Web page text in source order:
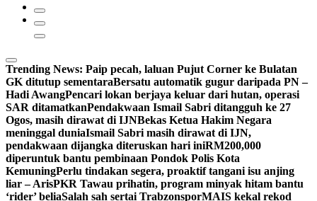
Trending News: Paip pecah, laluan Pujut Corner ke Bulatan
GK ditutup sementaraBersatu automatik gugur daripada PN –
Hadi AwangPencari lokan berjaya keluar dari hutan, operasi
SAR ditamatkanPendakwaan Ismail Sabri ditangguh ke 27
Ogos, masih dirawat di IJNBekas Ketua Hakim Negara
meninggal duniaIsmail Sabri masih dirawat di IJN,
pendakwaan dijangka diteruskan hari iniRM200,000
diperuntuk bantu pembinaan Pondok Polis Kota
KemuningPerlu tindakan segera, proaktif tangani isu anjing
liar – ArisPKR Tawau prihatin, program minyak hitam bantu
‘rider’ beliaSalah sah sertai TrabzonsporMAIS kekal rekod